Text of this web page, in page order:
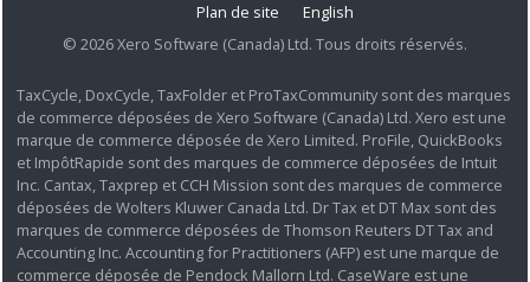
Plan de site
English
© 2026 Xero Software (Canada) Ltd. Tous droits réservés.
TaxCycle, DoxCycle, TaxFolder et ProTaxCommunity sont des marques
de commerce déposées de Xero Software (Canada) Ltd. Xero est une
marque de commerce déposée de Xero Limited. ProFile, QuickBooks
et ImpôtRapide sont des marques de commerce déposées de Intuit
Inc. Cantax, Taxprep et CCH Mission sont des marques de commerce
déposées de Wolters Kluwer Canada Ltd. Dr Tax et DT Max sont des
marques de commerce déposées de Thomson Reuters DT Tax and
Accounting Inc. Accounting for Practitioners (AFP) est une marque de
commerce déposée de Pendock Mallorn Ltd. CaseWare est une